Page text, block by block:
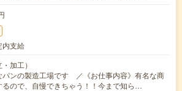
内支給
加工）
ンの製造工場です ／《お仕事内容》有名な商
るので、自慢できちゃう！！今まで知ら…